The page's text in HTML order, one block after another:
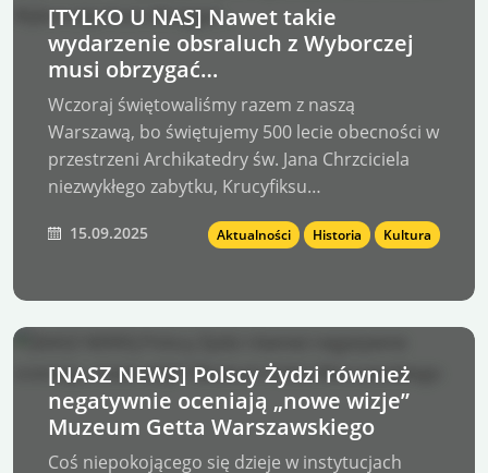
[TYLKO U NAS] Nawet takie
wydarzenie obsraluch z Wyborczej
musi obrzygać…
Wczoraj świętowaliśmy razem z naszą
Warszawą, bo świętujemy 500 lecie obecności w
przestrzeni Archikatedry św. Jana Chrzciciela
niezwykłego zabytku, Krucyfiksu…
15.09.2025 Aktualności Historia Kultura
[NASZ NEWS] Polscy Żydzi również
negatywnie oceniają „nowe wizje”
Muzeum Getta Warszawskiego
Coś niepokojącego się dzieje w instytucjach